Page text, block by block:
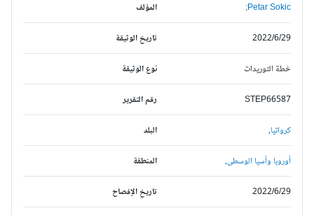
المؤلف Petar Sokic;
تاريخ الوثيقة 2022/6/29
نوع الوثيقة خطة التوريدات
رقم التقرير STEP66587
البلد كرواتيا,
المنطقة أوروبا وآسيا الوسطى,
تاريخ الإفصاح 2022/6/29